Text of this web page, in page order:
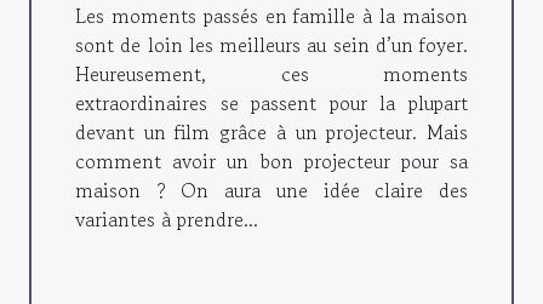
Les moments passés en famille à la maison
sont de loin les meilleurs au sein d’un foyer.
Heureusement, ces moments
extraordinaires se passent pour la plupart
devant un film grâce à un projecteur. Mais
comment avoir un bon projecteur pour sa
maison ? On aura une idée claire des
variantes à prendre...